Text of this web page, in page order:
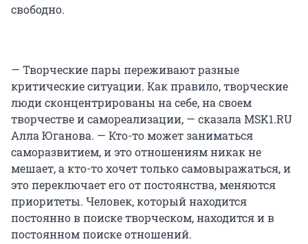
свободно.
— Творческие пары переживают разные
критические ситуации. Как правило, творческие
люди сконцентрированы на себе, на своем
творчестве и самореализации, — сказала MSK1.RU
Алла Юганова. — Кто-то может заниматься
саморазвитием, и это отношениям никак не
мешает, а кто-то хочет только самовыражаться, и
это переключает его от постоянства, меняются
приоритеты. Человек, который находится
постоянно в поиске творческом, находится и в
постоянном поиске отношений.